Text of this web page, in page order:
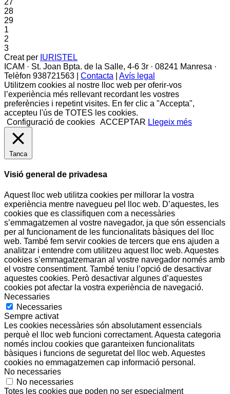
27
28
29
1
2
3
Creat per IURISTEL
ICAM · St. Joan Bpta. de la Salle, 4-6 3r · 08241 Manresa ·
Telèfon 938721563 | Contacta
Avís legal
Utilitzem cookies al nostre lloc web per oferir-vos
l’experiència més rellevant recordant les vostres
preferències i repetint visites. En fer clic a "Accepta",
accepteu l'ús de TOTES les cookies.
Configuració de cookies ACCEPTAR Llegeix més
Tanca
Visió general de privadesa
Aquest lloc web utilitza cookies per millorar la vostra
experiència mentre navegueu pel lloc web. D’aquestes, les
cookies que es classifiquen com a necessàries
s’emmagatzemen al vostre navegador, ja que són essencials
per al funcionament de les funcionalitats bàsiques del lloc
web. També fem servir cookies de tercers que ens ajuden a
analitzar i entendre com utilitzeu aquest lloc web. Aquestes
cookies s’emmagatzemaran al vostre navegador només amb
el vostre consentiment. També teniu l’opció de desactivar
aquestes cookies. Però desactivar algunes d’aquestes
cookies pot afectar la vostra experiència de navegació.
Necessaries
Necessaries
Sempre activat
Les cookies necessàries són absolutament essencials
perquè el lloc web funcioni correctament. Aquesta categoria
només inclou cookies que garanteixen funcionalitats
bàsiques i funcions de seguretat del lloc web. Aquestes
cookies no emmagatzemen cap informació personal.
No necessaries
No necessaries
Totes les cookies que poden no ser especialment